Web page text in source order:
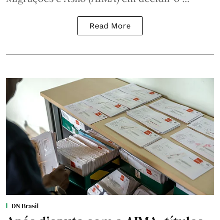
Read More
DN Brasil